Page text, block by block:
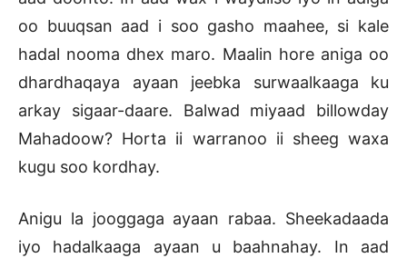
oo buuqsan aad i soo gasho maahee, si kale
hadal nooma dhex maro. Maalin hore aniga oo
dhardhaqaya ayaan jeebka surwaalkaaga ku
arkay sigaar-daare. Balwad miyaad billowday
Mahadoow? Horta ii warranoo ii sheeg waxa
kugu soo kordhay.
Anigu la jooggaga ayaan rabaa. Sheekadaada
iyo hadalkaaga ayaan u baahnahay. In aad